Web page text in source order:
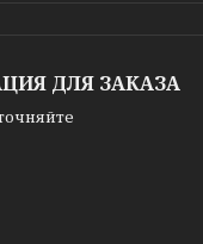
ДЛЯ ЗАКАЗА